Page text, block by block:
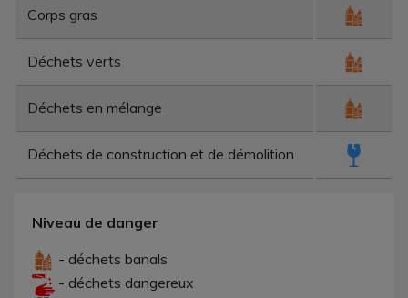
Corps gras
Déchets verts
Déchets en mélange
Déchets de construction et de démolition
Niveau de danger
- déchets banals
- déchets dangereux